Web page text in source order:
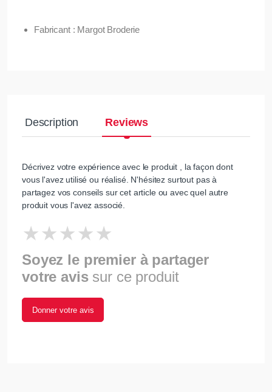
Fabricant : Margot Broderie
Description Reviews
Décrivez votre expérience avec le produit , la façon dont
vous l'avez utilisé ou réalisé. N'hésitez surtout pas à
partagez vos conseils sur cet article ou avec quel autre
produit vous l'avez associé.
Soyez le premier à partager
votre avis sur ce produit
Donner votre avis